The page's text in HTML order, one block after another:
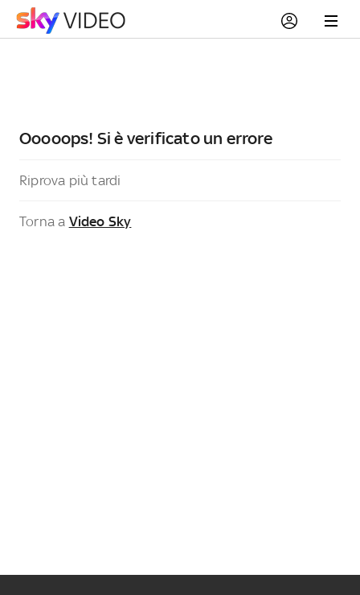
Ooooops! Si è verificato un errore
Riprova più tardi
Torna a Video Sky